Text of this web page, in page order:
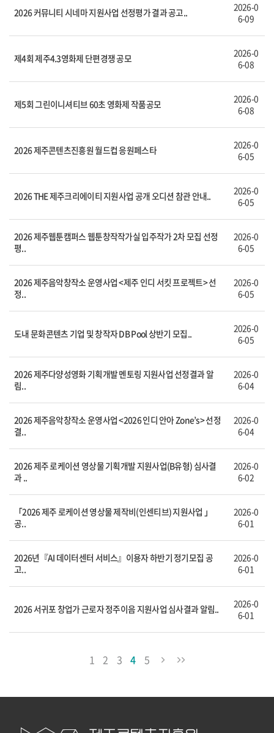
2026 커뮤니티 시네마 지원사업 선정평가 결과 공고..
2026-0
6-09
제4회 제주4.3영화제 단편경쟁 공모
2026-0
6-08
제5회 그린이니셔티브 60초 영화제 작품공모
2026-0
6-08
2026 제주콘텐츠진흥원 월드컵 응원페스타
2026-0
6-05
2026 THE 제주크리에이티 지원사업 공개 오디션 참관 안내..
2026-0
6-05
2026 제주웹툰캠퍼스 웹툰창작작가실 입주작가 2차 모집 선정
평..
2026-0
6-05
2026 제주음악창작소 운영사업 <제주 인디 서킷 프로젝트> 선
정..
2026-0
6-05
도내 문화콘텐츠 기업 및 창작자 DB Pool 상반기 모집..
2026-0
6-05
2026 제주다양성영화 기획개발 멘토링 지원사업 선정결과 알
림..
2026-0
6-04
2026 제주음악창작소 운영사업 <2026 인디 안아 Zone’s> 선정
결..
2026-0
6-04
2026 제주 로케이션 영상물 기획개발 지원사업(B유형) 심사결
과 ..
2026-0
6-02
「2026 제주 로케이션 영상물 제작비(인센티브) 지원사업 」
공..
2026-0
6-01
2026년『AI 데이터센터 서비스』이용자 하반기 정기모집 공
고..
2026-0
6-01
2026 서귀포 창업가 근로자 정주이음 지원사업 심사결과 알림..
2026-0
6-01
1 2 3 4 5